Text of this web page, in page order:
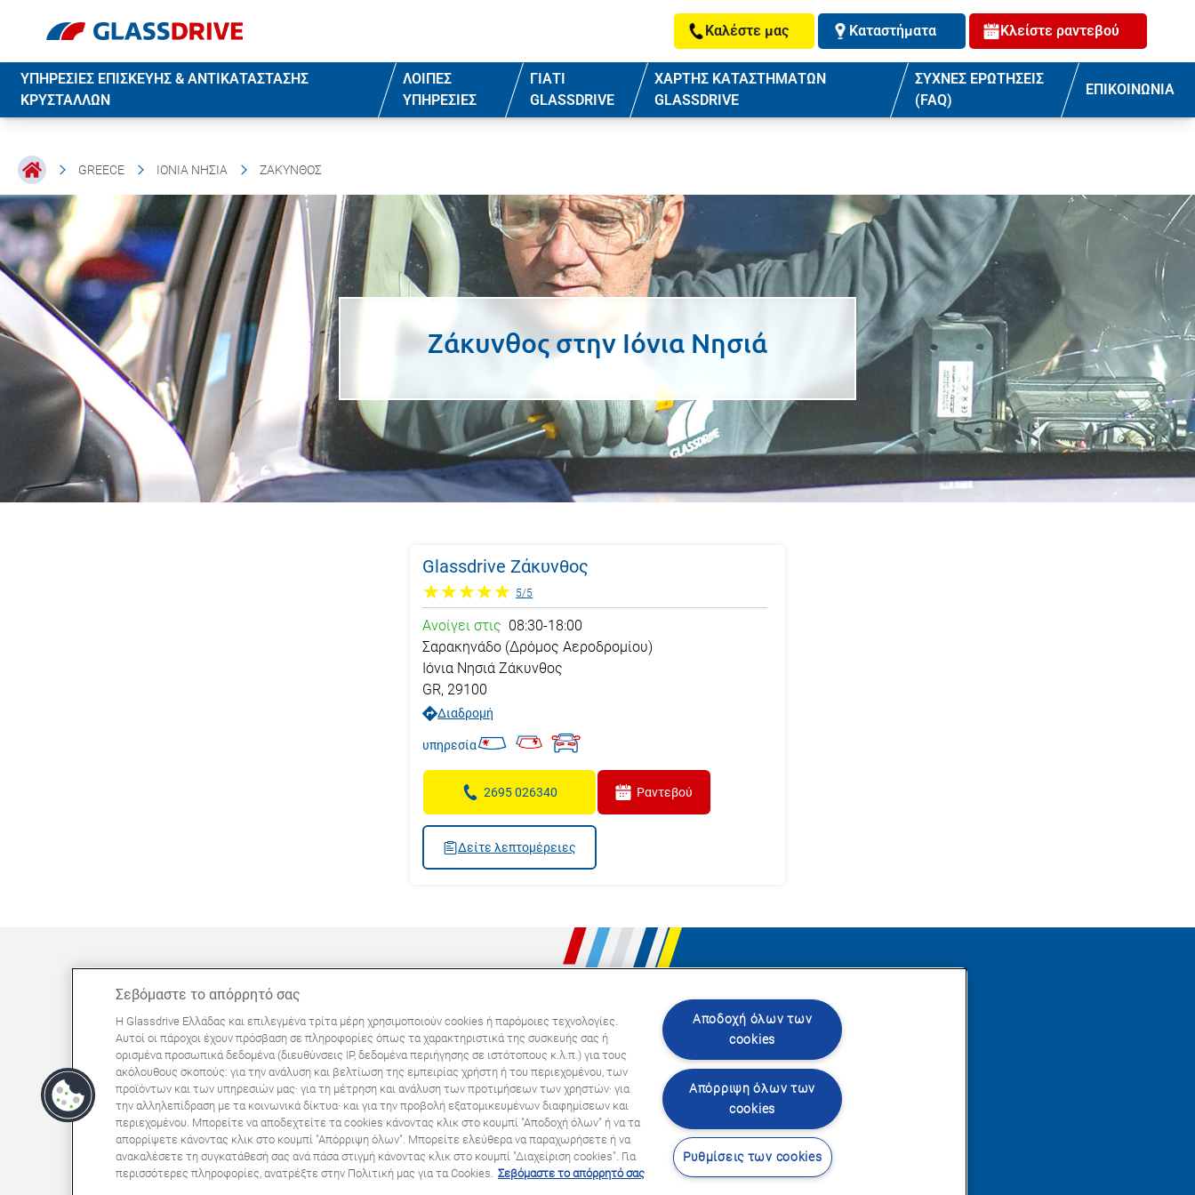
Καλέστε μας Καταστήματα Κλείστε ραντεβού
ΥΠΗΡΕΣΙΕΣ ΕΠΙΣΚΕΥΗΣ & ΑΝΤΙΚΑΤΑΣΤΑΣΗΣ
ΚΡΥΣΤΑΛΛΩΝ
ΛΟΙΠΕΣ
ΥΠΗΡΕΣΙΕΣ
ΓΙΑΤΙ
GLASSDRIVE
ΧΑΡΤΗΣ ΚΑΤΑΣΤΗΜΑΤΩΝ
GLASSDRIVE
ΣΥΧΝΕΣ ΕΡΩΤΗΣΕΙΣ
(FAQ)
ΕΠΙΚΟΙΝΩΝΙΑ
GREECE ΙΌΝΙΑ ΝΗΣΙΆ ΖΆΚΥΝΘΟΣ
Ζάκυνθος στην Ιόνια Νησιά
Glassdrive Ζάκυνθος
5/5
Ανοίγει στις 08:30-18:00
Σαρακηνάδο (Δρόμος Αεροδρομίου)
Ιόνια Νησιά Ζάκυνθος
GR, 29100
Διαδρομή
υπηρεσία
2695 026340 Ραντεβού
Δείτε λεπτομέρειες
ΜΠΟΡΕΊ ΝΑ ΣΑΣ ΕΝΔΙΑΦΈΡΕΙ
Συχνές ερωτήσεις
Σχετικά με εμάς
Πανευρωπαϊκό δίκτυο
Όροι Χρήσης ΙστοτόπουΠολιτική Απορρήτου
© Copyright 2024 Glassdrive. All rights reserved | 2024
Ακολουθήστε μας
Σεβόμαστε το απόρρητό σας
Η Glassdrive Ελλάδας και επιλεγμένα τρίτα μέρη χρησιμοποιούν cookies ή παρόμοιες τεχνολογίες.
Αυτοί οι πάροχοι έχουν πρόσβαση σε πληροφορίες όπως τα χαρακτηριστικά της συσκευής σας ή
ορισμένα προσωπικά δεδομένα (διευθύνσεις IP, δεδομένα περιήγησης σε ιστότοπους κ.λ.π.) για τους
ακόλουθους σκοπούς: για την ανάλυση και βελτίωση της εμπειρίας χρήστη ή του περιεχομένου, των
προϊόντων και των υπηρεσιών μας· για τη μέτρηση και ανάλυση των προτιμήσεων των χρηστών· για
την αλληλεπίδραση με τα κοινωνικά δίκτυα· και για την προβολή εξατομικευμένων διαφημίσεων και
περιεχομένου. Μπορείτε να αποδεχτείτε τα cookies κάνοντας κλικ στο κουμπί "Αποδοχή όλων" ή να τα
απορρίψετε κάνοντας κλικ στο κουμπί "Απόρριψη όλων". Μπορείτε ελεύθερα να παραχωρήσετε ή να
ανακαλέσετε τη συγκατάθεσή σας ανά πάσα στιγμή κάνοντας κλικ στο κουμπί "Διαχείριση cookies". Για
περισσότερες πληροφορίες, ανατρέξτε στην Πολιτική μας για τα Cookies. Σεβόμαστε το απόρρητό σας
Αποδοχή όλων των
cookies
Απόρριψη όλων των
cookies
Ρυθμίσεις των cookies